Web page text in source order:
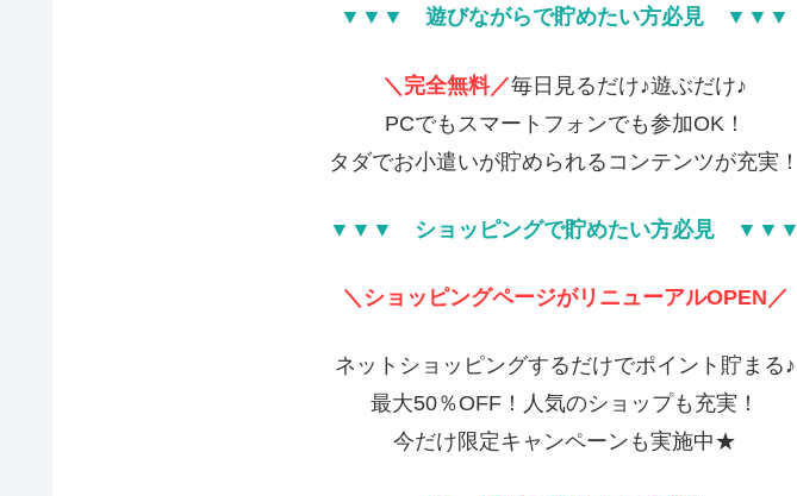
▼▼▼ 遊びながらで貯めたい方必見 ▼▼▼
＼完全無料／毎日見るだけ♪遊ぶだけ♪
PCでもスマートフォンでも参加OK！
タダでお小遣いが貯められるコンテンツが充実！
▼▼▼ ショッピングで貯めたい方必見 ▼▼▼
＼ショッピングページがリニューアルOPEN／
ネットショッピングするだけでポイント貯まる♪
最大50％OFF！人気のショップも充実！
今だけ限定キャンペーンも実施中★